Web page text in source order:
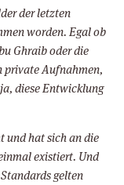
der letzten
worden. Egal ob
Ghraib oder die
private Aufnahmen,
diese Entwicklung
und hat sich an die
existiert. Und
gelten